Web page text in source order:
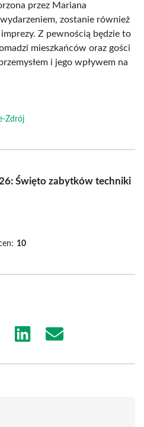
przez Mariana
zostanie również
Z pewnością będzie to
mieszkańców oraz gości
i jego wpływem na
Zdrój
Święto zabytków techniki
10
Share
Share